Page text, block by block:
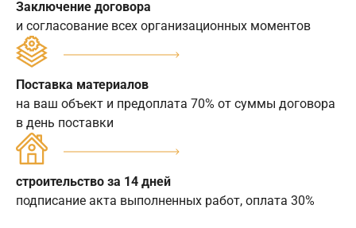
Заключение договора
и согласование всех организационных моментов
Поставка материалов
на ваш объект и предоплата 70% от суммы договора
в день поставки
строительство за 14 дней
подписание акта выполненных работ, оплата 30%